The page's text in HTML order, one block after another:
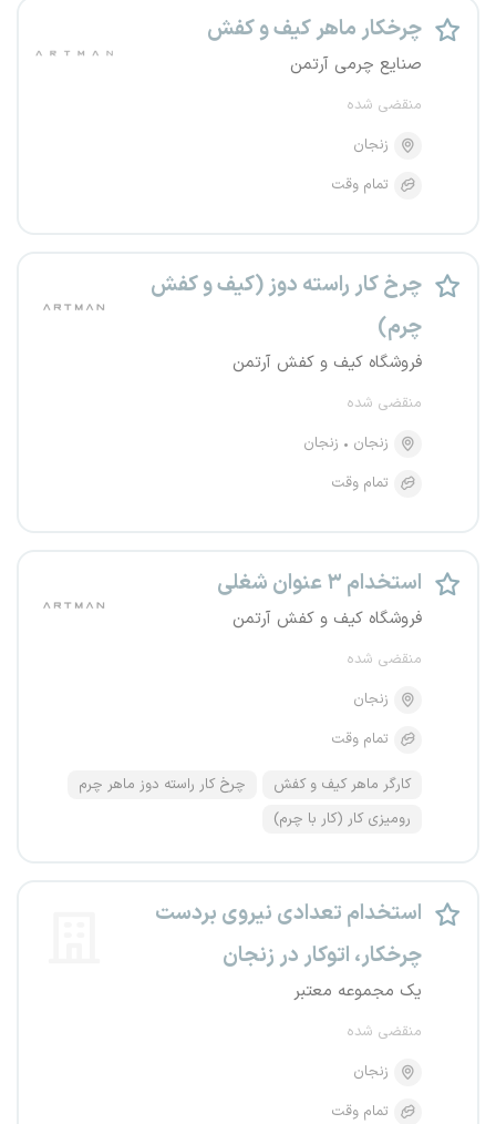
چرخکار ماهر کیف و کفش
صنایع چرمی آرتمن
منقضی شده
زنجان
تمام وقت
چرخ کار راسته دوز (کیف و کفش
چرم)
فروشگاه کیف و کفش آرتمن
منقضی شده
زنجان
زنجان
تمام وقت
استخدام ۳ عنوان شغلی
فروشگاه کیف و کفش آرتمن
منقضی شده
زنجان
تمام وقت
کارگر ماهر کیف و کفش
چرخ کار راسته دوز ماهر چرم
رومیزی کار (کار با چرم)
استخدام تعدادی نیروی بردست
چرخکار، اتوکار در زنجان
یک مجموعه معتبر
منقضی شده
زنجان
تمام وقت